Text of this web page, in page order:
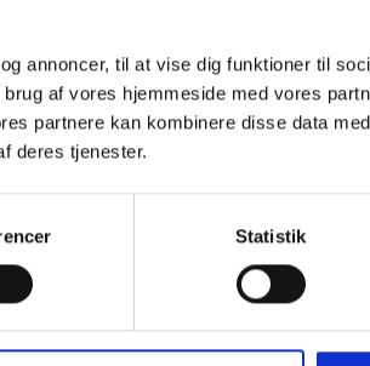
annoncer, til at vise dig funktioner til
af vores hjemmeside med vores
partnere kan kombinere disse data
deres tjenester.
Statistik
stk)
Produktsymbol